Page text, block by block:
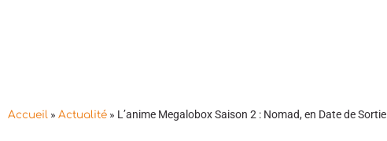
Accueil » Actualité » L’anime Megalobox Saison 2 : Nomad, en Date de Sortie